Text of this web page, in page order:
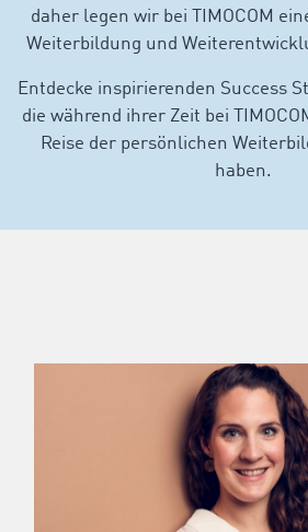
daher legen wir bei TIMOCOM
Weiterbildung und
Entdecke inspirierenden Success
die während ihrer Zeit bei
Reise der persönlichen
haben.